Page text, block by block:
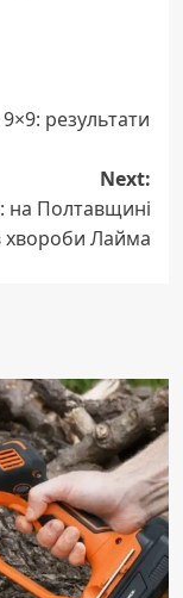
результати
Next:
на Полтавщині
хвороби Лайма